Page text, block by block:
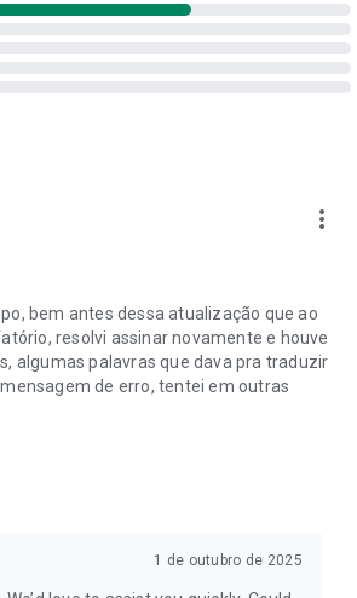
more_vert
bem antes dessa atualização que ao
resolvi assinar novamente e houve
algumas palavras que dava pra traduzir
de erro, tentei em outras
1 de outubro de 2025